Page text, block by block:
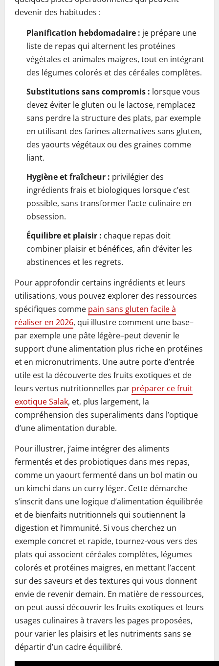
devenir des habitudes :
Planification hebdomadaire : je prépare une
liste de repas qui alternent les protéines
végétales et animales maigres, tout en intégrant
des légumes colorés et des céréales complètes.
Substitutions sans compromis : lorsque vous
devez éviter le gluten ou le lactose, remplacez
sans perdre la structure des plats, par exemple
en utilisant des farines alternatives sans gluten,
des yaourts végétaux ou des graines comme
liant.
Hygiène et fraîcheur : privilégier des
ingrédients frais et biologiques lorsque c’est
possible, sans transformer l’acte culinaire en
obsession.
Équilibre et plaisir : chaque repas doit
combiner plaisir et bénéfices, afin d’éviter les
abstinences et les regrets.
Pour approfondir certains ingrédients et leurs
utilisations, vous pouvez explorer des ressources
spécifiques comme pain sans gluten facile à
réaliser en 2026, qui illustre comment une base–
par exemple une pâte légère–peut devenir le
support d’une alimentation plus riche en protéines
et en micronutriments. Une autre porte d’entrée
utile est la découverte des fruits exotiques et de
leurs vertus nutritionnelles par préparer ce fruit
exotique Salak, et, plus largement, la
compréhension des superaliments dans l’optique
d’une alimentation durable.
Pour illustrer, j’aime intégrer des aliments
fermentés et des probiotiques dans mes repas,
comme un yaourt fermenté dans un bol matin ou
un kimchi dans un curry léger. Cette démarche
s’inscrit dans une logique d’alimentation équilibrée
et de bienfaits nutritionnels qui soutiennent la
digestion et l’immunité. Si vous cherchez un
exemple concret et rapide, tournez-vous vers des
plats qui associent céréales complètes, légumes
colorés et protéines maigres, en mettant l’accent
sur des saveurs et des textures qui vous donnent
envie de revenir demain. En matière de ressources,
on peut aussi découvrir les fruits exotiques et leurs
usages culinaires à travers les pages proposées,
pour varier les plaisirs et les nutriments sans se
départir d’un cadre équilibré.